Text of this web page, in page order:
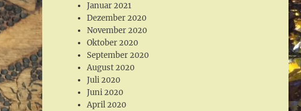
Januar 2021
Dezember 2020
November 2020
Oktober 2020
September 2020
August 2020
Juli 2020
Juni 2020
April 2020